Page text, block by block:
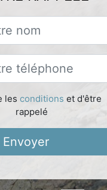
les conditions et d'être
rappelé
Envoyer